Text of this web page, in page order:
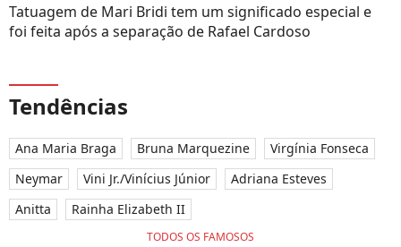
Tatuagem de Mari Bridi tem um significado especial e
foi feita após a separação de Rafael Cardoso
Tendências
Ana Maria Braga Bruna Marquezine
Virgínia Fonseca
Neymar
Vini Jr./Vinícius Júnior
Adriana Esteves
Anitta
Rainha Elizabeth II
TODOS OS FAMOSOS